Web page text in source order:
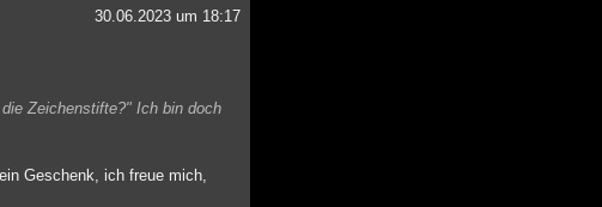
30.06.2023 um 18:17
Zeichenstifte?" Ich bin doch
Geschenk, ich freue mich,